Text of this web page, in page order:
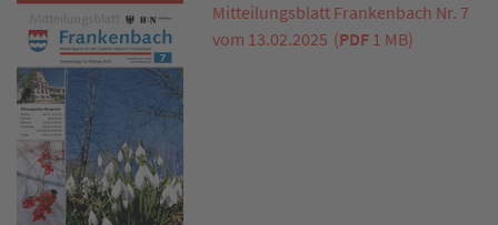
Mitteilungsblatt Frankenbach Nr. 7
vom 13.02.2025 (PDF 1 MB)